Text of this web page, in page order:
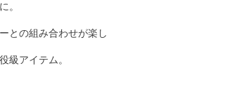
。
との組み合わせが楽し
級アイテム。